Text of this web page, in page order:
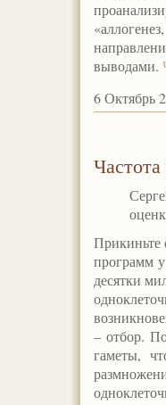
выводами.
6 Октябрь
Прикиньте
программ
десятки
– отбор.
гаметы,